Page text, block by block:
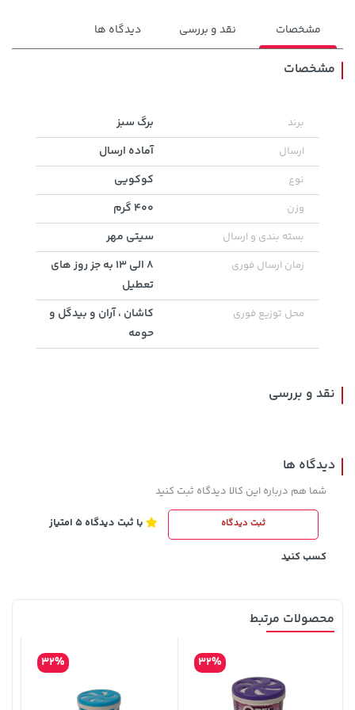
129,000 تومان
145,900
42,780,000 تومان
315,900 تومان
119,900 تومان خرید
مشخصات نقد و بررسی دیدگاه ها
مشخصات
برند برگ سبز
ارسال آماده ارسال
نوع کوکویی
وزن 400 گرم
بسته بندی و ارسال سیتی مهر
زمان ارسال فوری
8 الی 13 به جز روز های
تعطیل
محل توزیع فوری
کاشان ، آران و بیدگل و
حومه
نقد و بررسی
دیدگاه ها
شما هم درباره این کالا دیدگاه ثبت کنید
ثبت دیدگاه با ثبت دیدگاه 5 امتیاز
کسب کنید
محصولات مرتبط
32%
32%